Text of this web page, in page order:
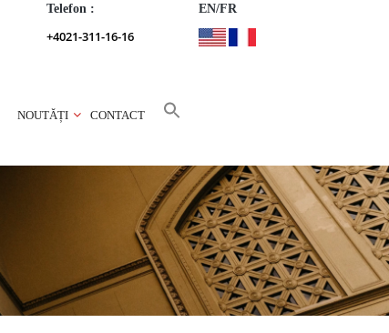
Telefon :
+4021-311-16-16
EN/FR
NOUTĂȚI CONTACT